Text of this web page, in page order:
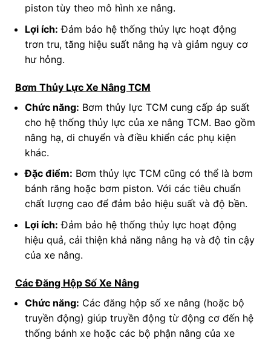
piston tùy theo mô hình xe nâng.
Lợi ích: Đảm bảo hệ thống thủy lực hoạt động
trơn tru, tăng hiệu suất nâng hạ và giảm nguy cơ
hư hỏng.
Bơm Thủy Lực Xe Nâng TCM
Chức năng: Bơm thủy lực TCM cung cấp áp suất
cho hệ thống thủy lực của xe nâng TCM. Bao gồm
nâng hạ, di chuyển và điều khiển các phụ kiện
khác.
Đặc điểm: Bơm thủy lực TCM cũng có thể là bơm
bánh răng hoặc bơm piston. Với các tiêu chuẩn
chất lượng cao để đảm bảo hiệu suất và độ bền.
Lợi ích: Đảm bảo hệ thống thủy lực hoạt động
hiệu quả, cải thiện khả năng nâng hạ và độ tin cậy
của xe nâng.
Các Đăng Hộp Số Xe Nâng
Chức năng: Các đăng hộp số xe nâng (hoặc bộ
truyền động) giúp truyền động từ động cơ đến hệ
thống bánh xe hoặc các bộ phận nâng của xe